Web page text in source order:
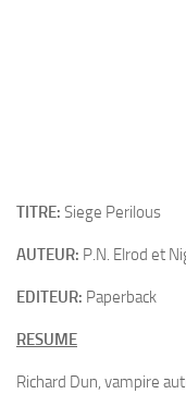
TITRE: Siege Perilous
AUTEUR: P.N. Elrod et
EDITEUR: Paperback
RESUME
Richard Dun, vampire